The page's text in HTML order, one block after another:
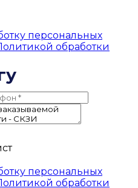
персональных
обработки
персональных
обработки